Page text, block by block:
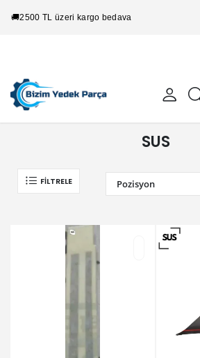
🚚2500 TL üzeri kargo bedava
SUS
FILTRELE